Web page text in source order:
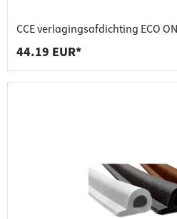
CCE verlagingsafdichting ECO
44.19 EUR*